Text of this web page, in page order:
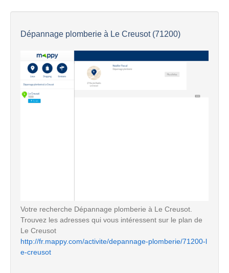
Dépannage plomberie à Le Creusot (71200)
Votre recherche Dépannage plomberie à Le Creusot.
Trouvez les adresses qui vous intéressent sur le plan de
Le Creusot
http://fr.mappy.com/activite/depannage-plomberie/71200-l
e-creusot